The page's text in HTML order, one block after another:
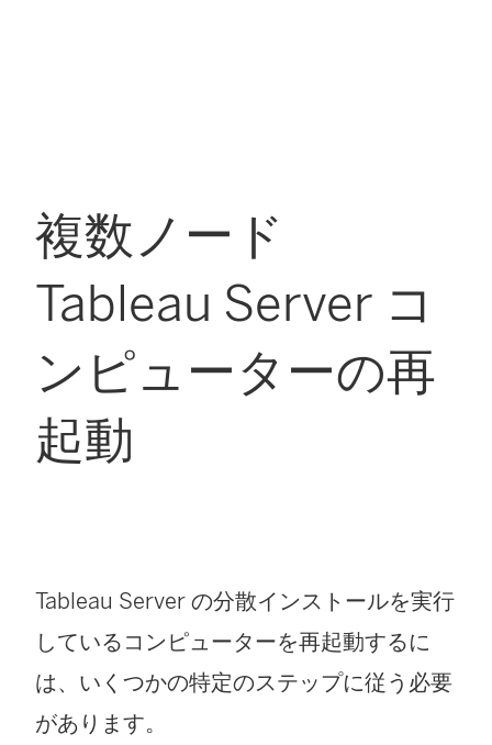
複数ノード
Tableau Server コ
ンピューターの再
起動
Tableau Server の分散インストールを実行
しているコンピューターを再起動するに
は、いくつかの特定のステップに従う必要
があります。